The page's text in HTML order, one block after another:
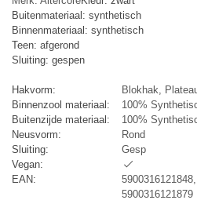
Buitenmateriaal: synthetisch
Binnenmateriaal: synthetisch
Teen: afgerond
Sluiting: gespen
Hakvorm:
Blokhak,
Binnenzool materiaal:
100%
Buitenzijde materiaal:
100%
Neusvorm:
Rond
Sluiting:
Gesp
Vegan:
EAN:
5900316121879